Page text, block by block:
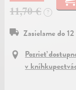
11,70 €
?
Zasielame do
Pozrieť
v